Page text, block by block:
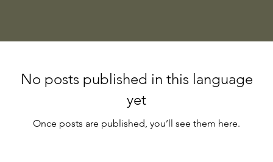
No posts published in this language
yet
Once posts are published, you’ll see them here.